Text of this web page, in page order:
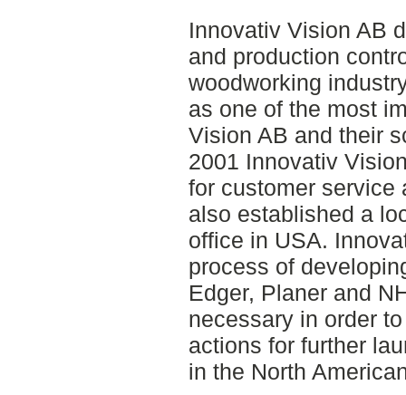
Innovativ Vision AB
and production
woodworking
as one of the most
Vision AB and their
2001 Innovativ
for customer service
also established a
office in USA.
process of
Edger, Planer and
necessary in order
actions for further
in the North